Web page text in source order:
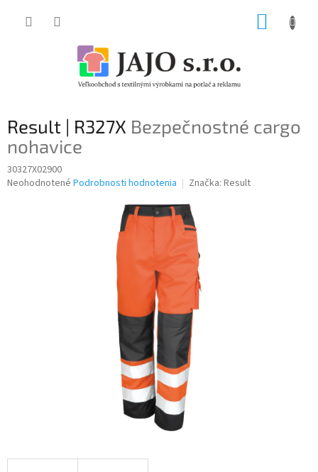
Result | R327X Bezpečnostné cargo
nohavice
30327X02900
Priemerné
Neohodnotené Podrobnosti hodnotenia Značka: Result